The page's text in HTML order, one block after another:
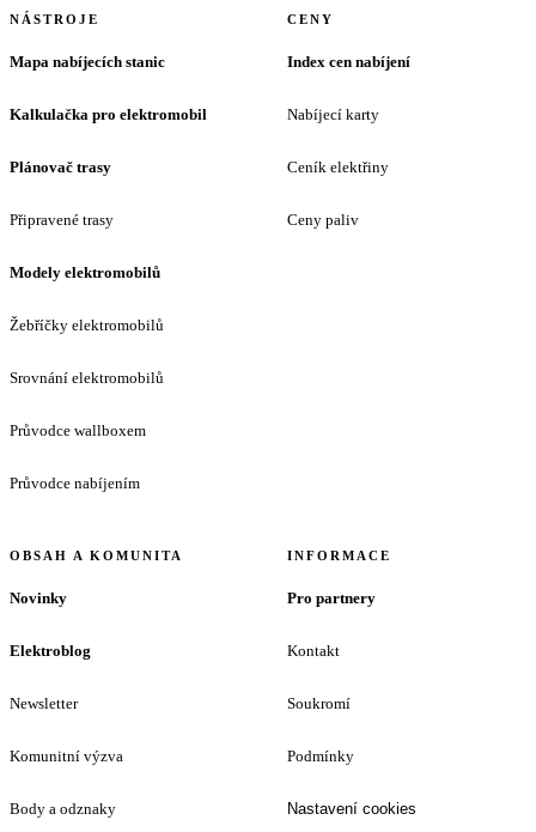
NÁSTROJE
Mapa nabíjecích stanic
Kalkulačka pro elektromobil
Plánovač trasy
Připravené trasy
Modely elektromobilů
Žebříčky elektromobilů
Srovnání elektromobilů
Průvodce wallboxem
Průvodce nabíjením
CENY
Index cen nabíjení
Nabíjecí karty
Ceník elektřiny
Ceny paliv
OBSAH A KOMUNITA
Novinky
Elektroblog
Newsletter
Komunitní výzva
Body a odznaky
INFORMACE
Pro partnery
Kontakt
Soukromí
Podmínky
Nastavení cookies